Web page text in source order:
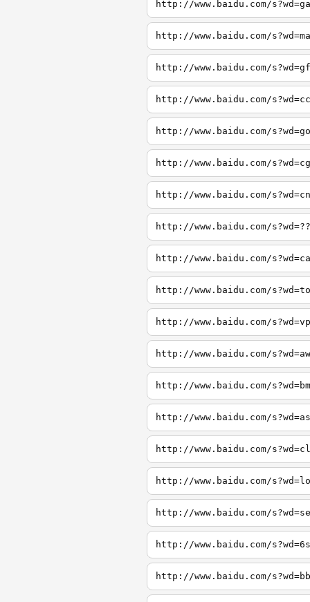
http://www.baidu.com/
http://www.baidu.com/
http://www.baidu.com/
http://www.baidu.com/
http://www.baidu.com/
http://www.baidu.com/
http://www.baidu.com/
http://www.baidu.com/
http://www.baidu.com/
http://www.baidu.com/
http://www.baidu.com/
http://www.baidu.com/
http://www.baidu.com/
http://www.baidu.com/
http://www.baidu.com/
http://www.baidu.com/
http://www.baidu.com/
http://www.baidu.com/
http://www.baidu.com/